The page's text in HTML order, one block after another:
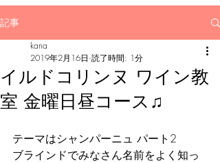
記事
イルドコリンヌ ワイン教
室 金曜日昼コース♫
kana
2019年2月16日 読了時間: 1分
テーマはシャンパーニュ パート2
ブラインドでみなさん名前をよく知っ